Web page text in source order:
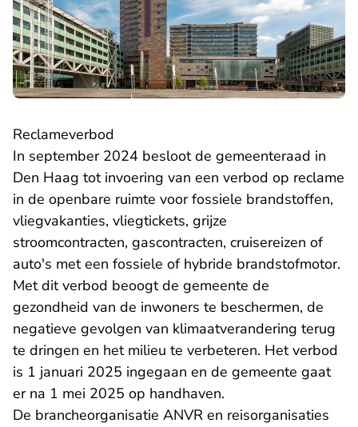
Reclameverbod
In september 2024 besloot de gemeenteraad in
Den Haag tot invoering van een verbod op reclame
in de openbare ruimte voor fossiele brandstoffen,
vliegvakanties, vliegtickets, grijze
stroomcontracten, gascontracten, cruisereizen of
auto's met een fossiele of hybride brandstofmotor.
Met dit verbod beoogt de gemeente de
gezondheid van de inwoners te beschermen, de
negatieve gevolgen van klimaatverandering terug
te dringen en het milieu te verbeteren. Het verbod
is 1 januari 2025 ingegaan en de gemeente gaat
er na 1 mei 2025 op handhaven.
De brancheorganisatie ANVR en reisorganisaties